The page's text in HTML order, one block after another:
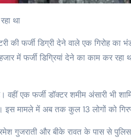
था
की फर्जी डिग्री देने वाले एक गिरोह का
में फर्जी डिग्रियां देने का काम कर
वहीं एक फर्जी डॉक्टर शमीम अंसारी भी
इस मामले में अब तक कुल 13 लोगों को
रमेश गुजराती और बीके रावत के पास से